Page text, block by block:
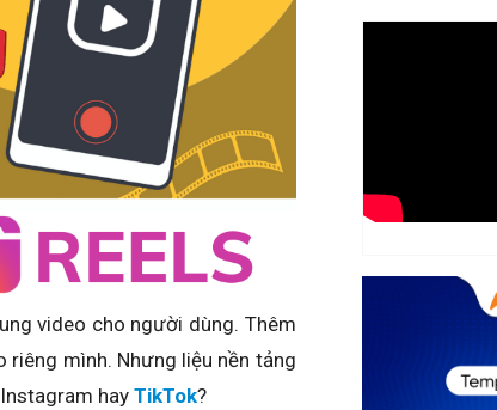
video cho người dùng. Thêm
mình. Nhưng liệu nền tảng
hayTikTok?